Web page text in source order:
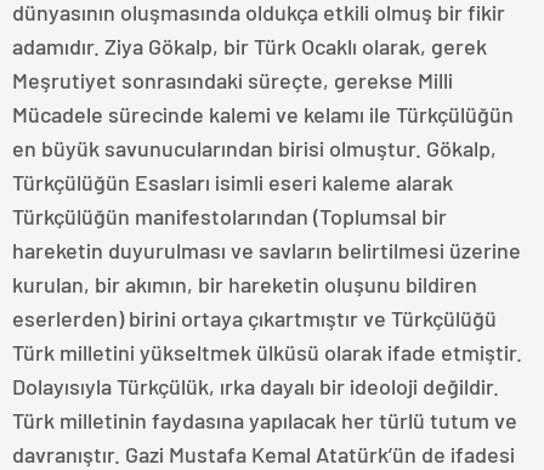
dünyasının oluşmasında oldukça etkili olmuş bir fikir
adamıdır. Ziya Gökalp, bir Türk Ocaklı olarak, gerek
Meşrutiyet sonrasındaki süreçte, gerekse Milli
Mücadele sürecinde kalemi ve kelamı ile Türkçülüğün
en büyük savunucularından birisi olmuştur. Gökalp,
Türkçülüğün Esasları isimli eseri kaleme alarak
Türkçülüğün manifestolarından (Toplumsal bir
hareketin duyurulması ve savların belirtilmesi üzerine
kurulan, bir akımın, bir hareketin oluşunu bildiren
eserlerden) birini ortaya çıkartmıştır ve Türkçülüğü
Türk milletini yükseltmek ülküsü olarak ifade etmiştir.
Dolayısıyla Türkçülük, ırka dayalı bir ideoloji değildir.
Türk milletinin faydasına yapılacak her türlü tutum ve
davranıştır. Gazi Mustafa Kemal Atatürk’ün de ifadesi